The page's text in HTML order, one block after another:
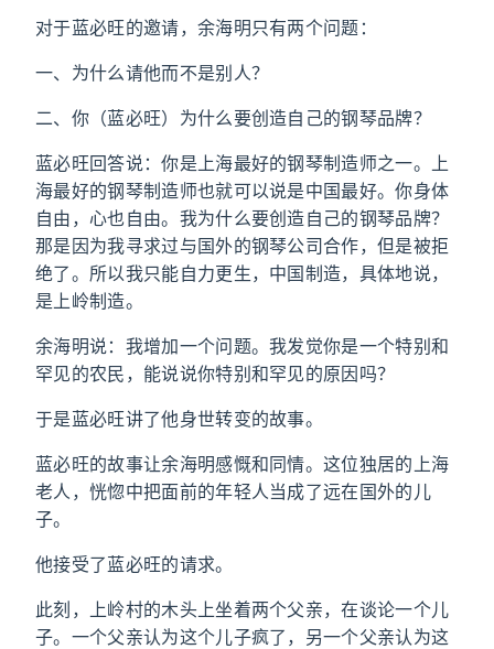
对于蓝必旺的邀请，余海明只有两个问题：
一、为什么请他而不是别人？
二、你（蓝必旺）为什么要创造自己的钢琴品牌？
蓝必旺回答说：你是上海最好的钢琴制造师之一。上
海最好的钢琴制造师也就可以说是中国最好。你身体
自由，心也自由。我为什么要创造自己的钢琴品牌？
那是因为我寻求过与国外的钢琴公司合作，但是被拒
绝了。所以我只能自力更生，中国制造，具体地说，
是上岭制造。
余海明说：我增加一个问题。我发觉你是一个特别和
罕见的农民，能说说你特别和罕见的原因吗？
于是蓝必旺讲了他身世转变的故事。
蓝必旺的故事让余海明感慨和同情。这位独居的上海
老人，恍惚中把面前的年轻人当成了远在国外的儿
子。
他接受了蓝必旺的请求。
此刻，上岭村的木头上坐着两个父亲，在谈论一个儿
子。一个父亲认为这个儿子疯了，另一个父亲认为这